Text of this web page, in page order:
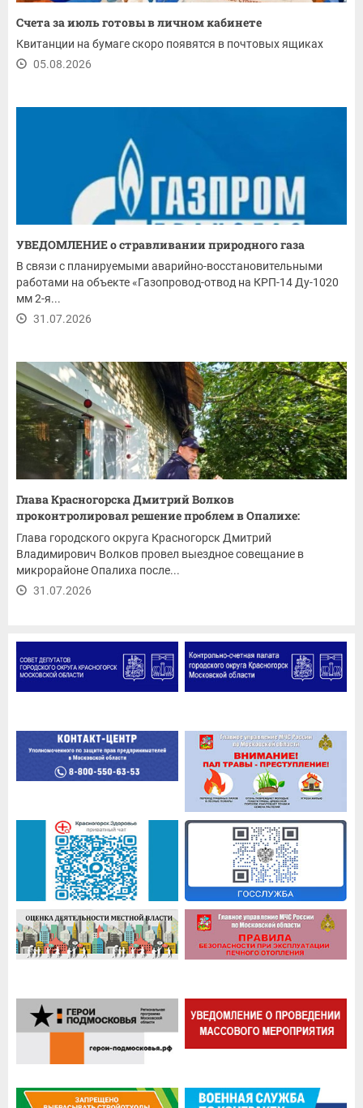
Счета за июль готовы в личном кабинете
Квитанции на бумаге скоро появятся в почтовых ящиках
05.08.2026
УВЕДОМЛЕНИЕ о стравливании природного газа
В связи с планируемыми аварийно-восстановительными
работами на объекте «Газопровод-отвод на КРП-14 Ду-1020
мм 2-я...
31.07.2026
Глава Красногорска Дмитрий Волков
проконтролировал решение проблем в Опалихе:
ремонт...
Глава городского округа Красногорск Дмитрий
Владимирович Волков провел выездное совещание в
микрорайоне Опалиха после...
31.07.2026